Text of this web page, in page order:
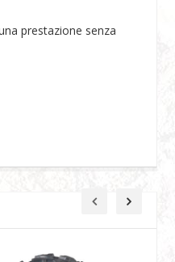
prestazione senza